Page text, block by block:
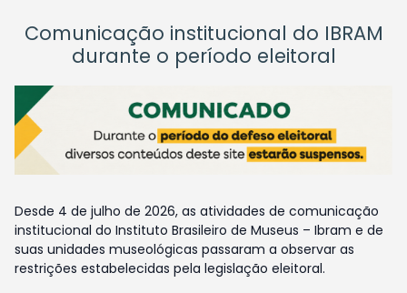
Comunicação institucional do IBRAM
durante o período eleitoral
Desde 4 de julho de 2026, as atividades de comunicação
institucional do Instituto Brasileiro de Museus – Ibram e de
suas unidades museológicas passaram a observar as
restrições estabelecidas pela legislação eleitoral.